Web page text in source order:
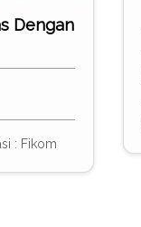
Dengan
: Fikom